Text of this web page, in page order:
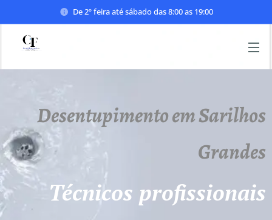
De 2º feira até sábado das 8:00 as 19:00
Desentupimento em Sarilhos
Grandes
Técnicos profissionais